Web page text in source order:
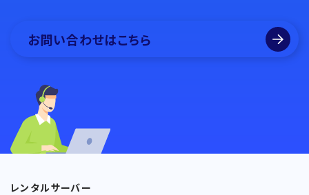
お問い合わせはこちら
レンタルサーバー